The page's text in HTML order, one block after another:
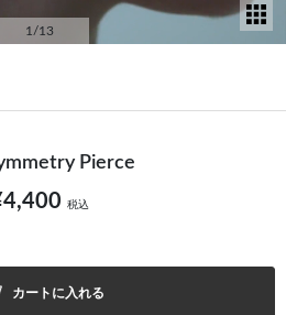
1 /13
Pierce
税込
カートに入れる